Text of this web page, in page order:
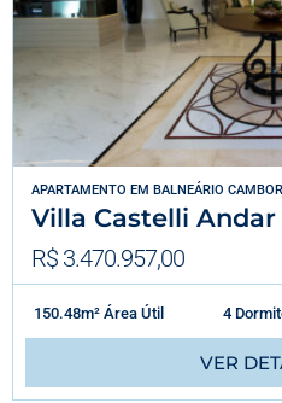
APARTAMENTO EM BALNEÁRIO
Villa Castelli
R$ 3.470.957,00
150.48m² Área Útil 4
VER